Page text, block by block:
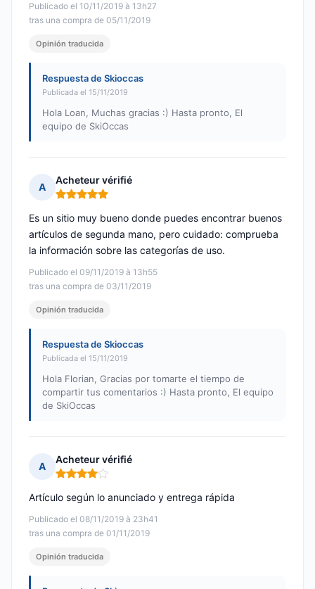
Publicado el 10/11/2019 à 13h27
tras una compra de 05/11/2019
Opinión traducida
Respuesta de Skioccas
Publicada el 15/11/2019
Hola Loan, Muchas gracias :) Hasta pronto, El
equipo de SkiOccas
A
Acheteur vérifié
Nota: 5 de 5
Publicado el 09/11/2019 à 13h55
tras una compra de 03/11/2019
Es un sitio muy bueno donde puedes encontrar buenos
artículos de segunda mano, pero cuidado: comprueba
la información sobre las categorías de uso.
Opinión traducida
Respuesta de Skioccas
Publicada el 15/11/2019
Hola Florian, Gracias por tomarte el tiempo de
compartir tus comentarios :) Hasta pronto, El equipo
de SkiOccas
A
Acheteur vérifié
Nota: 4 de 5
Publicado el 08/11/2019 à 23h41
tras una compra de 01/11/2019
Artículo según lo anunciado y entrega rápida
Opinión traducida